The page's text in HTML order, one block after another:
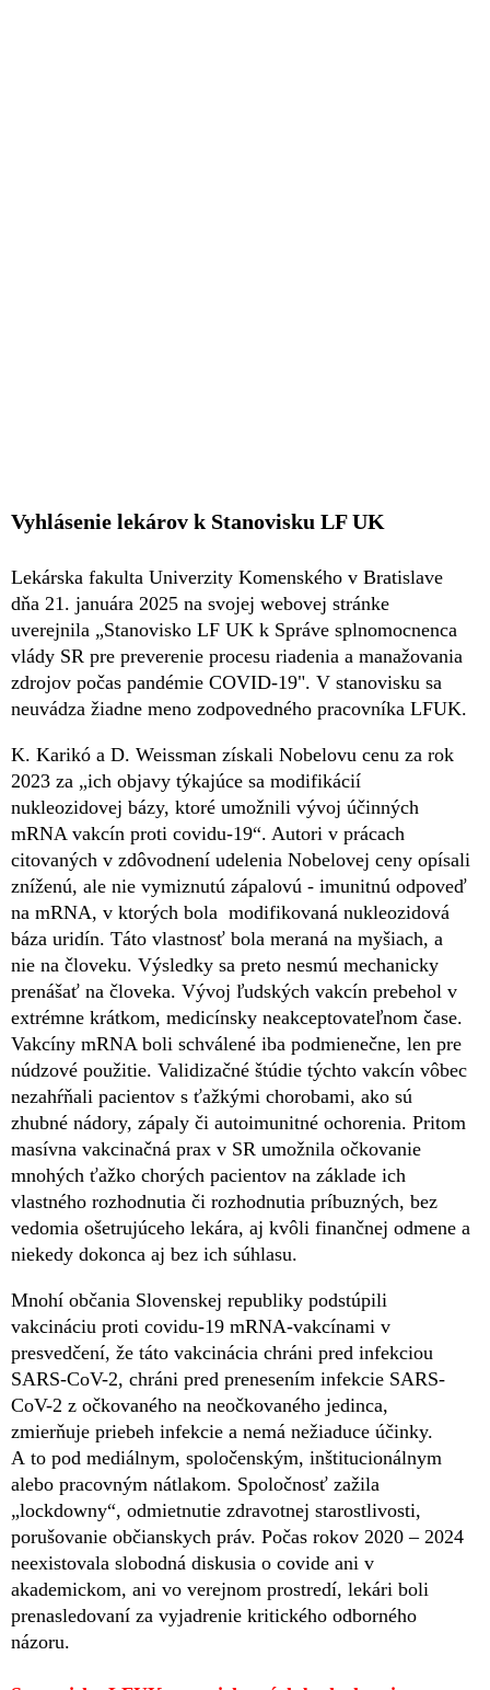
Vyhlásenie lekárov k Stanovisku LF UK
Lekárska fakulta Univerzity Komenského v Bratislave
dňa 21. januára 2025 na svojej webovej stránke
uverejnila „Stanovisko LF UK k Správe splnomocnenca
vlády SR pre preverenie procesu riadenia a manažovania
zdrojov počas pandémie COVID-19". V stanovisku sa
neuvádza žiadne meno zodpovedného pracovníka LFUK.
K. Karikó a D. Weissman získali Nobelovu cenu za rok
2023 za „ich objavy týkajúce sa modifikácií
nukleozidovej bázy, ktoré umožnili vývoj účinných
mRNA vakcín proti covidu-19“. Autori v prácach
citovaných v zdôvodnení udelenia Nobelovej ceny opísali
zníženú, ale nie vymiznutú zápalovú - imunitnú odpoveď
na mRNA, v ktorých bola modifikovaná nukleozidová
báza uridín. Táto vlastnosť bola meraná na myšiach, a
nie na človeku. Výsledky sa preto nesmú mechanicky
prenášať na človeka. Vývoj ľudských vakcín prebehol v
extrémne krátkom, medicínsky neakceptovateľnom čase.
Vakcíny mRNA boli schválené iba podmienečne, len pre
núdzové použitie. Validizačné štúdie týchto vakcín vôbec
nezahŕňali pacientov s ťažkými chorobami, ako sú
zhubné nádory, zápaly či autoimunitné ochorenia. Pritom
masívna vakcinačná prax v SR umožnila očkovanie
mnohých ťažko chorých pacientov na základe ich
vlastného rozhodnutia či rozhodnutia príbuzných, bez
vedomia ošetrujúceho lekára, aj kvôli finančnej odmene a
niekedy dokonca aj bez ich súhlasu.
Mnohí občania Slovenskej republiky podstúpili
vakcináciu proti covidu-19 mRNA-vakcínami v
presvedčení, že táto vakcinácia chráni pred infekciou
SARS-CoV-2, chráni pred prenesením infekcie SARS-
CoV-2 z očkovaného na neočkovaného jedinca,
zmierňuje priebeh infekcie a nemá nežiaduce účinky.
A to pod mediálnym, spoločenským, inštitucionálnym
alebo pracovným nátlakom. Spoločnosť zažila
„lockdowny“, odmietnutie zdravotnej starostlivosti,
porušovanie občianskych práv. Počas rokov 2020 – 2024
neexistovala slobodná diskusia o covide ani v
akademickom, ani vo verejnom prostredí, lekári boli
prenasledovaní za vyjadrenie kritického odborného
názoru.